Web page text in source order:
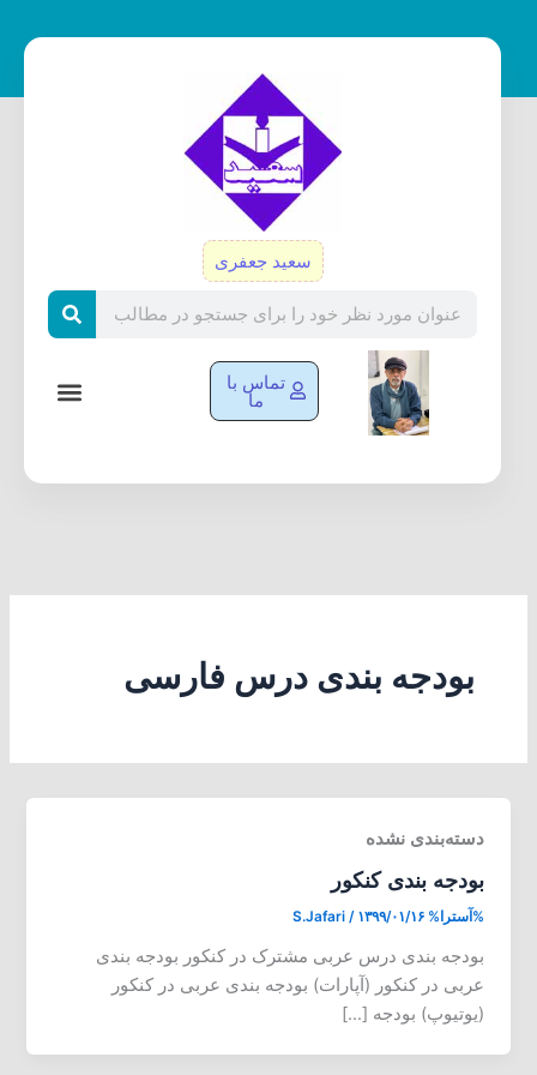
سعید جعفری
تماس با
ما
بودجه بندی درس فارسی
دسته‌بندی نشده
بودجه بندی کنکور
%آسترا% S.Jafari / ۱۳۹۹/۰۱/۱۶
بودجه بندی درس عربی مشترک در کنکور بودجه بندی
عربی در کنکور (آپارات) بودجه بندی عربی در کنکور
(یوتیوپ) بودجه […]